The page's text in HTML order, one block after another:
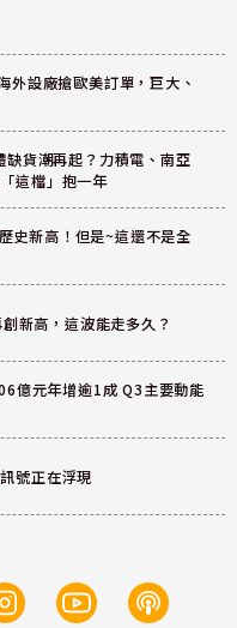
設廠搶歐美訂單，巨大、
貨潮再起？力積電、南亞
這檔」抱一年
史新高！但是~這還不是全
新高，這波能走多久？
億元年增逾1成 Q3主要動能
號正在浮現